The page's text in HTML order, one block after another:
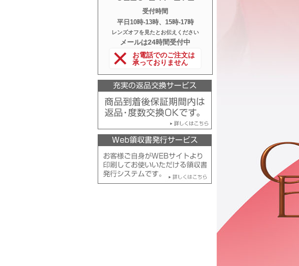
受付時間
平日10時‐13時、15時‐17時
レンズオフを見たとお伝えください
メールは24時間受付中
お電話でのご注文は
承っておりません